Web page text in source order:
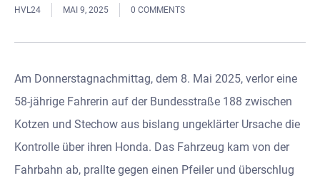
HVL24 MAI 9, 2025 0 COMMENTS
Am Donnerstagnachmittag, dem 8. Mai 2025, verlor eine
58-jährige Fahrerin auf der Bundesstraße 188 zwischen
Kotzen und Stechow aus bislang ungeklärter Ursache die
Kontrolle über ihren Honda. Das Fahrzeug kam von der
Fahrbahn ab, prallte gegen einen Pfeiler und überschlug